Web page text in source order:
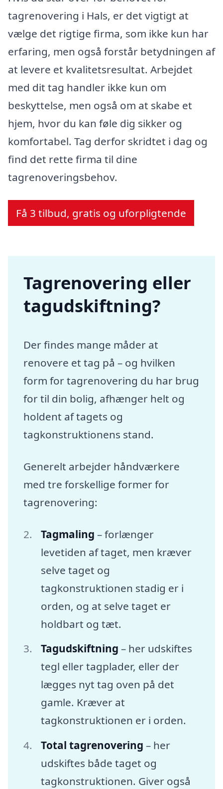
tagrenovering i Hals, er det vigtigt at
vælge det rigtige firma, som ikke kun har
erfaring, men også forstår betydningen af
at levere et kvalitetsresultat. Arbejdet
med dit tag handler ikke kun om
beskyttelse, men også om at skabe et
hjem, hvor du kan føle dig sikker og
komfortabel. Tag derfor skridtet i dag og
find det rette firma til dine
tagrenoveringsbehov.
Få 3 tilbud, gratis og uforpligtende
Tagrenovering eller
tagudskiftning?
Der findes mange måder at
renovere et tag på – og hvilken
form for tagrenovering du har brug
for til din bolig, afhænger helt og
holdent af tagets og
tagkonstruktionens stand.
Generelt arbejder håndværkere
med tre forskellige former for
tagrenovering:
Tagmaling – forlænger
levetiden af taget, men kræver
selve taget og
tagkonstruktionen stadig er i
orden, og at selve taget er
holdbart og tæt.
Tagudskiftning – her udskiftes
tegl eller tagplader, eller der
lægges nyt tag oven på det
gamle. Kræver at
tagkonstruktionen er i orden.
Total tagrenovering – her
udskiftes både taget og
tagkonstruktionen. Giver også